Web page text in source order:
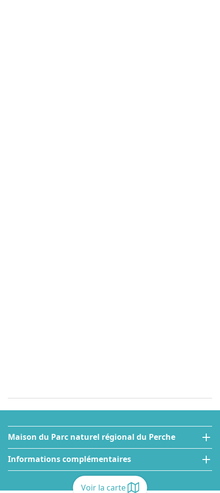
Voir la carte
Maison du Parc naturel régional du Perche
Informations complémentaires